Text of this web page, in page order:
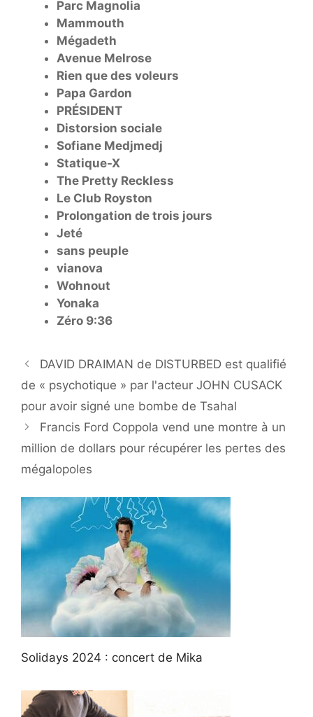
Parc Magnolia
Mammouth
Mégadeth
Avenue Melrose
Rien que des voleurs
Papa Gardon
PRÉSIDENT
Distorsion sociale
Sofiane Medjmedj
Statique-X
The Pretty Reckless
Le Club Royston
Prolongation de trois jours
Jeté
sans peuple
vianova
Wohnout
Yonaka
Zéro 9:36
DAVID DRAIMAN de DISTURBED est qualifié
de « psychotique » par l'acteur JOHN CUSACK
pour avoir signé une bombe de Tsahal
Francis Ford Coppola vend une montre à un
million de dollars pour récupérer les pertes des
mégalopoles
Solidays 2024 : concert de Mika